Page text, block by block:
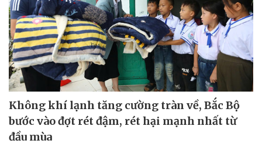
Không khí lạnh tăng cường tràn về, Bắc Bộ
bước vào đợt rét đậm, rét hại mạnh nhất từ
đầu mùa